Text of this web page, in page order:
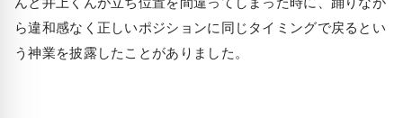
ら違和感なく正しいポジションに同じタイミングで戻るとい
う神業を披露したことがありました。